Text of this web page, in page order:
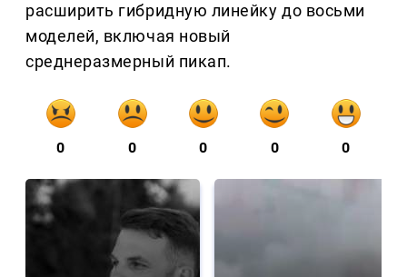
расширить гибридную линейку до восьми
моделей, включая новый
среднеразмерный пикап.
0 0 0 0 0